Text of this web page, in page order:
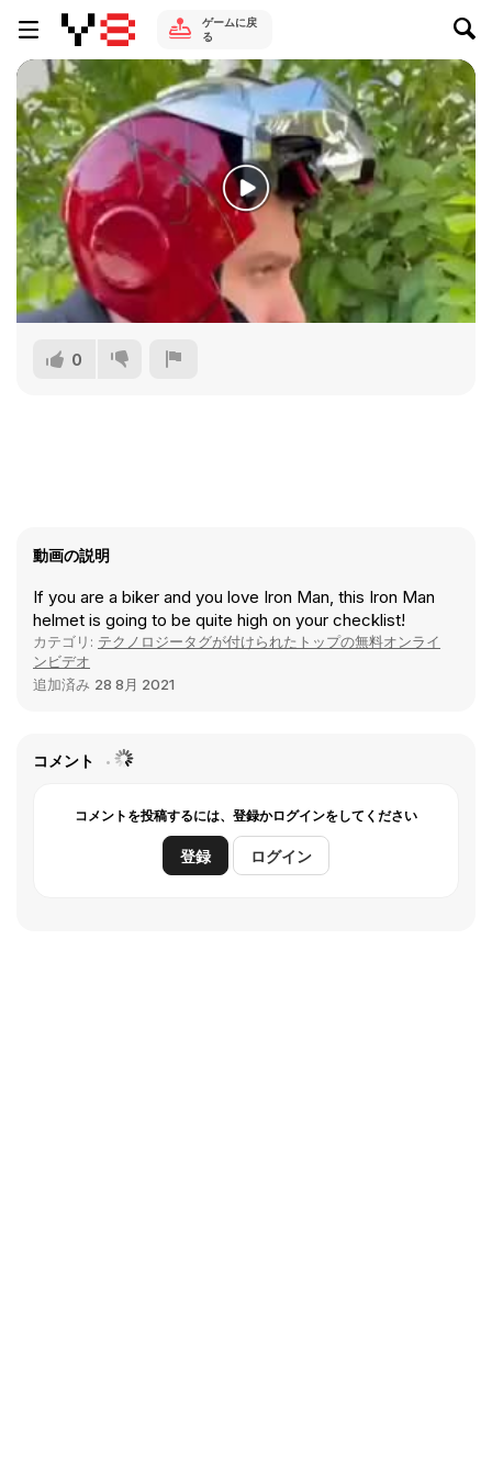
ゲームに戻
る
0
動画の説明
If you are a biker and you love Iron Man, this Iron Man
helmet is going to be quite high on your checklist!
カテゴリ: テクノロジータグが付けられたトップの無料オンライ
ンビデオ
追加済み 28 8月 2021
コメント
コメントを投稿するには、登録かログインをしてください
登録 ログイン